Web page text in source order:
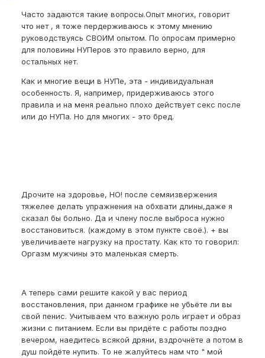
Часто задаются такие вопросы.Опыт многих, говорит
что нет , я тоже пердерживаюсь к этому мнению
руководствуясь СВОИМ опытом. По опросам примерно
для половины НУПеров это правило верно, для
остальных нет.
Как и многие вещи в НУПе, эта - индивидуальная
особенность. Я, например, придерживаюсь этого
правила и на меня реально плохо действует секс после
или до НУПа. Но для многих - это бред.
Дрочите на здоровье, НО! после семяизвержения
тяжелее делать упражнения на обхвати длины,даже я
сказал бы больно. Да и члену после выброса нужно
восстановиться. (каждому в этом пункте своё.). + вы
увеличиваете нагрузку на простату. Как кто то говорил:
Оргазм мужчины это маленькая смерть.
А теперь сами решите какой у вас период
восстановления, при данном графике не убьёте ли вы
свой пенис. Учитываем что важную роль играет и образ
жизни с питанием. Если вы придёте с работы поздно
вечером, наедитесь всякой дряни, вздрочнёте а потом в
душ пойдёте нупить. То не жалуйтесь нам что " мой